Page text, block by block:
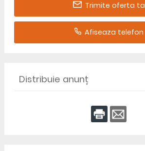
Trimite oferta ta
Afiseaza telefon
Distribuie anunț